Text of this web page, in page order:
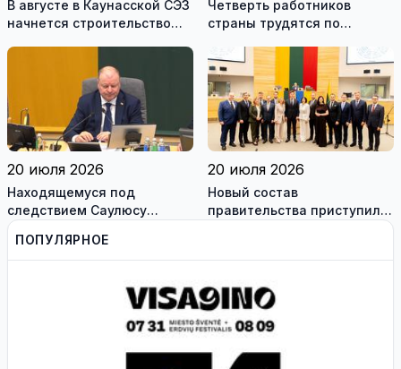
В августе в Каунасской СЭЗ
начнется строительство
Четверть работников
страны трудятся по
это выгодно и
сотрудникам, и
работодателям
20 июля 2026
Находящемуся под
следствием Саулюсу
Сквернялису временно
разрешили выехать за
границу
20 июля 2026
Новый состав
правительства приступил к
ПОПУЛЯРНОЕ